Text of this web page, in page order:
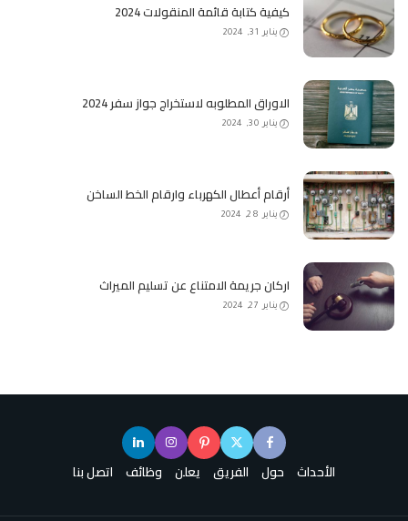
كيفية كتابة قائمة المنقولات 2024
يناير 31, 2024
الاوراق المطلوبه لاستخراج جواز سفر 2024
يناير 30, 2024
أرقام أعطال الكهرباء وارقام الخط الساخن
يناير 28, 2024
اركان جريمة الامتناع عن تسليم الميراث
يناير 27, 2024
الأحداث حول الفريق يعلن وظائف اتصل بنا